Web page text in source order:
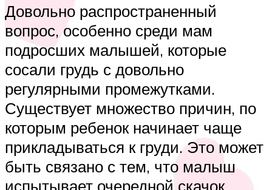
Довольно распространенный
вопрос, особенно среди мам
подросших малышей, которые
сосали грудь с довольно
регулярными промежутками.
Существует множество причин, по
которым ребенок начинает чаще
прикладываться к груди. Это может
быть связано с тем, что малыш
испытывает очередной скачок